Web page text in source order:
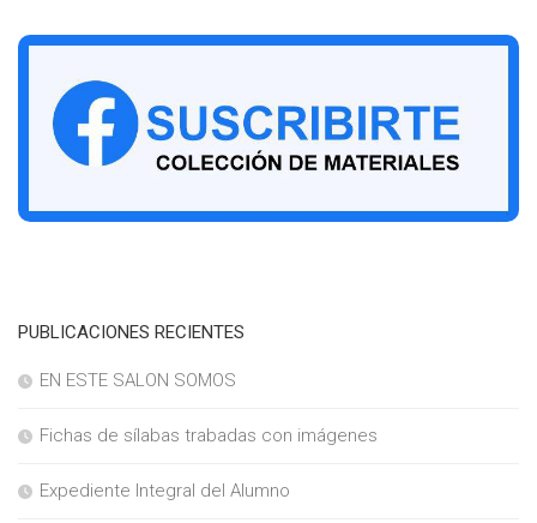
PUBLICACIONES RECIENTES
EN ESTE SALON SOMOS
Fichas de sílabas trabadas con imágenes
Expediente Integral del Alumno